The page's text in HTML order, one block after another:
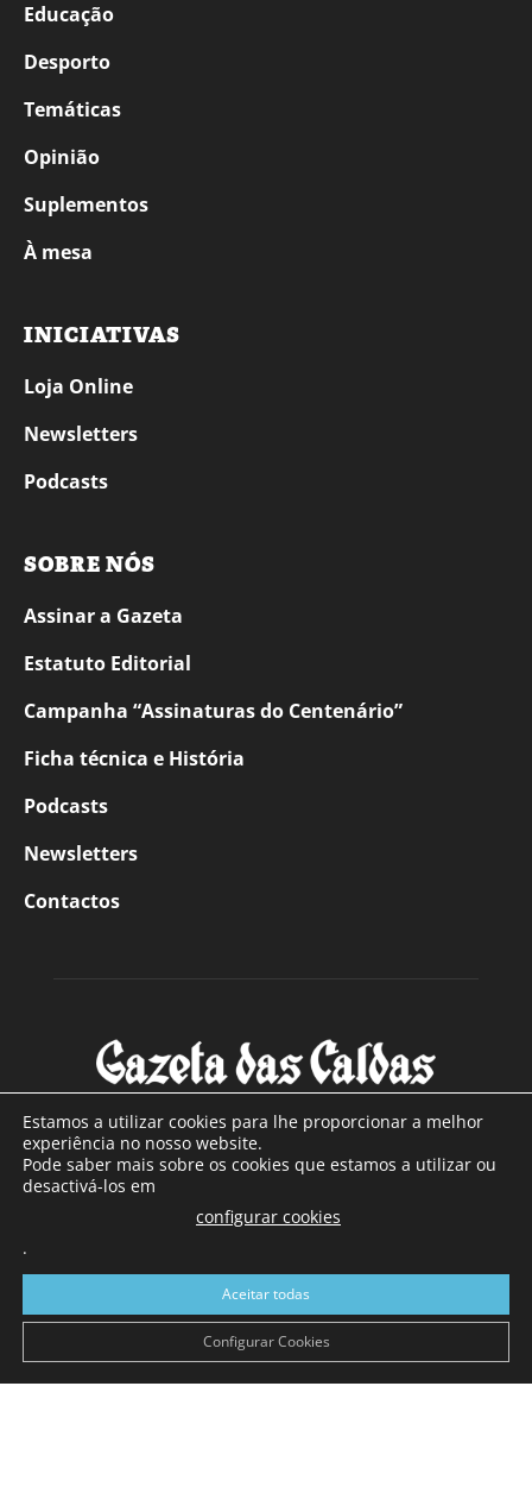
Educação
Desporto
Temáticas
Opinião
Suplementos
À mesa
INICIATIVAS
Loja Online
Newsletters
Podcasts
SOBRE NÓS
Assinar a Gazeta
Estatuto Editorial
Campanha “Assinaturas do Centenário”
Ficha técnica e História
Podcasts
Newsletters
Contactos
SOBRE NÓS
Com sede nas Caldas da Rainha e mais de 90 anos de
a sul de distrito de Leiria, com mais de 40.000 leitores por
toda a região Oeste. Jornal com distribuição em Portugal
Continental e assinatura online.
Estamos a utilizar cookies para lhe proporcionar a melhor
experiência no nosso website.
Pode saber mais sobre os cookies que estamos a utilizar ou
desactivá-los em
configurar cookies
.
Aceitar todas
Configurar Cookies